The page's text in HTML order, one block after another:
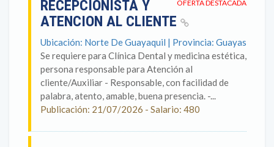
OFERTA DESTACADA
RECEPCIONISTA Y
ATENCION AL CLIENTE
Ubicación: Norte De Guayaquil | Provincia: Guayas
Se requiere para Clínica Dental y medicina estética,
persona responsable para Atención al
cliente/Auxiliar - Responsable, con facilidad de
palabra, atento, amable, buena presencia. -...
Publicación: 21/07/2026 - Salario: 480